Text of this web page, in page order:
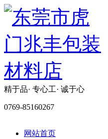
精于品· 专心工· 诚于心
0769-85160267
网站首页